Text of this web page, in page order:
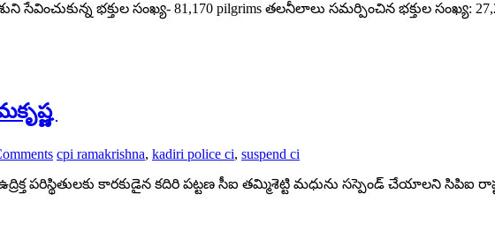
భక్తుల సంఖ్య- 81,170 pilgrims తలనీలాలు సమర్పించిన భక్తుల సంఖ్య:
cpi ramakrishna, kadiri police ci, suspend ci
పరిస్థితులకు కారకుడైన కదిరి పట్టణ సీఐ తమ్మిశెట్టి మధును సస్పెండ్ చేయాలని సిపిఐ